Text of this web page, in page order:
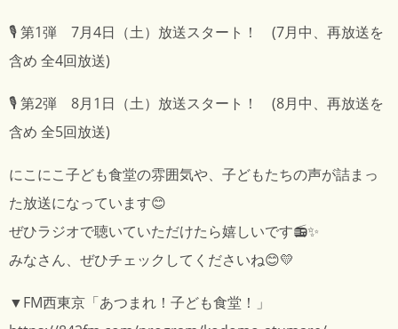
🎙️ 第1弾 7月4日（土）放送スタート！ (7月中、再放送を
含め 全4回放送)
🎙️ 第2弾 8月1日（土）放送スタート！ (8月中、再放送を
含め 全5回放送)
にこにこ子ども食堂の雰囲気や、子どもたちの声が詰まっ
た放送になっています😊
ぜひラジオで聴いていただけたら嬉しいです📻✨
みなさん、ぜひチェックしてくださいね😊💛
▼FM西東京「あつまれ！子ども食堂！」